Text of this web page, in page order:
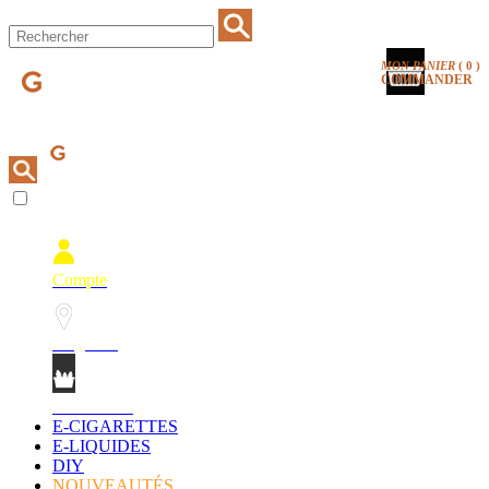
MON PANIER ( 0 )
COMMANDER
Compte
E-CIGARETTES
E-LIQUIDES
DIY
NOUVEAUTÉS